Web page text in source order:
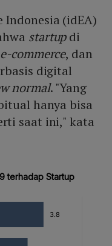
Indonesia (idEA)
startupdi
e-commerce, dan
digital
normal. "Yang
hanya bisa
saat ini," kata